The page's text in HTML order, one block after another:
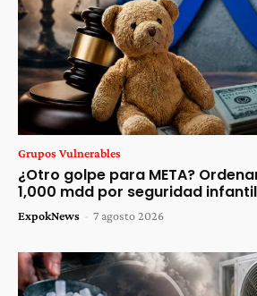
Grupos Vulnerables
¿Otro golpe para META?
1,000 mdd por seguridad infantil
ExpokNews - 7 agosto 2026